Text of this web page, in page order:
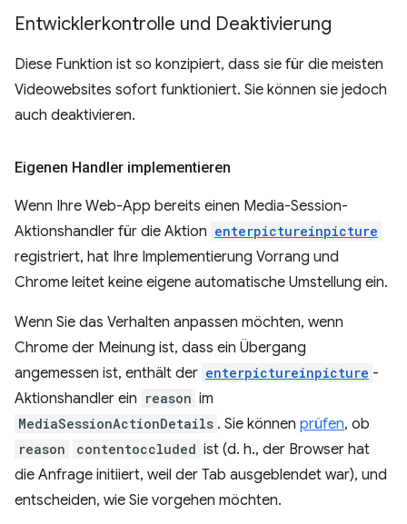
Entwicklerkontrolle und Deaktivierung
Diese Funktion ist so konzipiert, dass sie für die meisten
Videowebsites sofort funktioniert. Sie können sie jedoch
auch deaktivieren.
Eigenen Handler implementieren
Wenn Ihre Web-App bereits einen Media-Session-
Aktionshandler für die Aktion enterpictureinpicture
registriert, hat Ihre Implementierung Vorrang und
Chrome leitet keine eigene automatische Umstellung ein.
Wenn Sie das Verhalten anpassen möchten, wenn
Chrome der Meinung ist, dass ein Übergang
angemessen ist, enthält der enterpictureinpicture -
Aktionshandler ein reason im
MediaSessionActionDetails . Sie können prüfen, ob
reason contentoccluded ist (d. h., der Browser hat
die Anfrage initiiert, weil der Tab ausgeblendet war), und
entscheiden, wie Sie vorgehen möchten.